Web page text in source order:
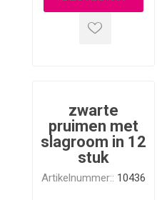
zwarte
pruimen met
slagroom in 12
stuk
Artikelnummer:: 10436